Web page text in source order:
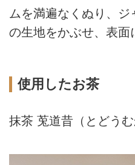
ムを満遍なくぬり、
の生地をかぶせ、表面
使用したお茶
抹茶 莵道昔（とどうむ